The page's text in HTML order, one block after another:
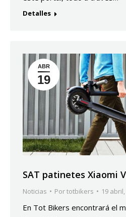
Detalles
ABR
19
SAT patinetes Xiaomi
Noticias Portotbikers 19
En Tot Bikers encontrará el